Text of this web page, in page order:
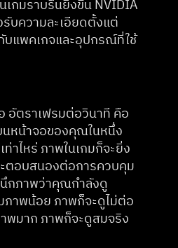
กมราบรื่นยิ่งขึ้น NVIDIA
รับความละเอียดตั้งแต่
แพคเกจและอุปกรณ์ที่ใช้
อัตราเฟรมต่อวินาที คือ
หน้าจอของคุณในหนึ่ง
าไหร่ ภาพในเกมก็จะยิ่ง
ตอบสนองต่อการควบคุม
กภาพว่าคุณกำลังดู
าพน้อย ภาพก็จะดูไม่ต่อ
พมาก ภาพก็จะดูสมจริง